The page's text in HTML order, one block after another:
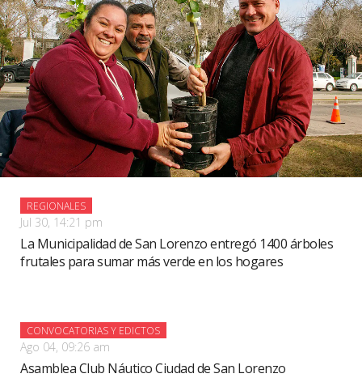
REGIONALES
Jul 30, 14:21 pm
La Municipalidad de San Lorenzo entregó 1400 árboles
frutales para sumar más verde en los hogares
CONVOCATORIAS Y EDICTOS
Ago 04, 09:26 am
Asamblea Club Náutico Ciudad de San Lorenzo